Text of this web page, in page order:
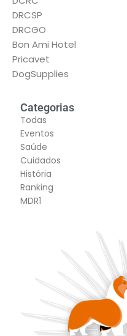
DRCSP
DRCGO
Bon Ami Hotel
Pricavet
DogSupplies
Categorias
Todas
Eventos
Saúde
Cuidados
História
Ranking
MDR1